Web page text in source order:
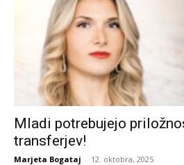
Mladi potrebujejo
transferjev!
Marjeta Bogataj - 12. oktobra, 2025